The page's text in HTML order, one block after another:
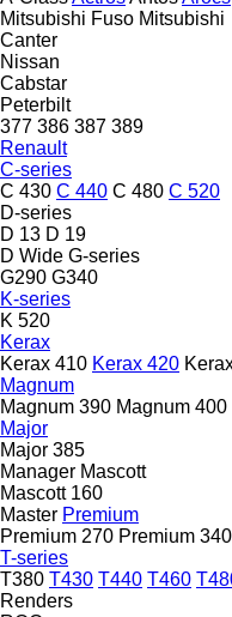
Mitsubishi Fuso Mitsubishi
Canter
Nissan
Cabstar
Peterbilt
377 386 387 389
Renault
C-series
C 430 C 440 C 480 C 520
D-series
D 13 D 19
D Wide G-series
G290 G340
K-series
K 520
Kerax
Kerax 410 Kerax 420
Magnum
Magnum 390 Magnum 400
Major
Major 385
Manager Mascott
Mascott 160
Master Premium
Premium 270 Premium 340
T-series
T380 T430 T440 T460
Renders